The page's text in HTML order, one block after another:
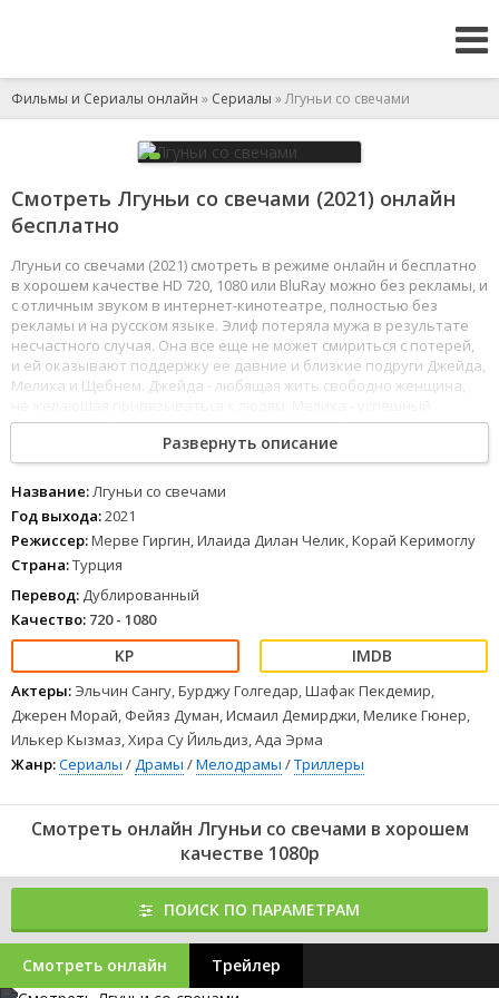
Фильмы и Сериалы онлайн » Сериалы » Лгуньи со свечами
Смотреть Лгуньи со свечами (2021) онлайн
бесплатно
Лгуньи со свечами (2021) смотреть в режиме онлайн и бесплатно
в хорошем качестве HD 720, 1080 или BluRay можно без рекламы, и
с отличным звуком в интернет-кинотеатре, полностью без
рекламы и на русском языке. Элиф потеряла мужа в результате
несчастного случая. Она все еще не может смириться с потерей,
и ей оказывают поддержку ее давние и близкие подруги Джейда,
Мелиха и Щебнем. Джейда - любящая жить свободно женщина,
психиатр. Щебнем же - доктор, у которой проблемы
в отношениях с мужем. Тайны в жизни каждой из четырех
женщин совершенно не такие, какими могут показаться
на первый взгляд.
Развернуть описание
Название:Лгуньи со свечами
Год выхода:2021
Режиссер:Мерве Гиргин, Илаида Дилан Челик, Корай Керимоглу
Страна:Турция
Перевод: Дублированный
Качество: 720 - 1080
Актеры: Эльчин Сангу, Бурджу Голгедар, Шафак Пекдемир,
Джерен Морай, Фейяз Думан, Исмаил Демирджи, Мелике Гюнер,
Илькер Кызмаз, Хира Су Йильдиз, Ада Эрма
Жанр:Сериалы /Драмы /Мелодрамы /Триллеры
Смотреть онлайн Лгуньи со свечами в хорошем
качестве 1080p
ПОИСК ПО ПАРАМЕТРАМ
Смотреть онлайн Трейлер